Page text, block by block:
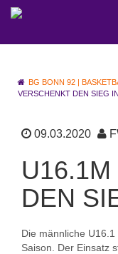
BG BONN 92 |
VERSCHENKT DEN SIEG
09.03.2020
DEN
Die männliche
Saison. Der Einsatz